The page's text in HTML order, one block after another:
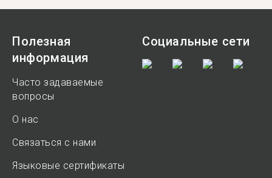
Полезная
информация
Часто задаваемые
вопросы
О нас
Связаться с нами
Языковые сертификаты
Социальные сети